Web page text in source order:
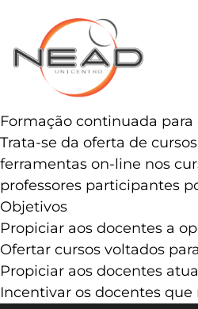
Formação continuada
Trata-se da oferta de
ferramentas on-line nos
professores participantes
Objetivos
Propiciar aos docentes a
Ofertar cursos voltados
Propiciar aos docentes
Incentivar os docentes